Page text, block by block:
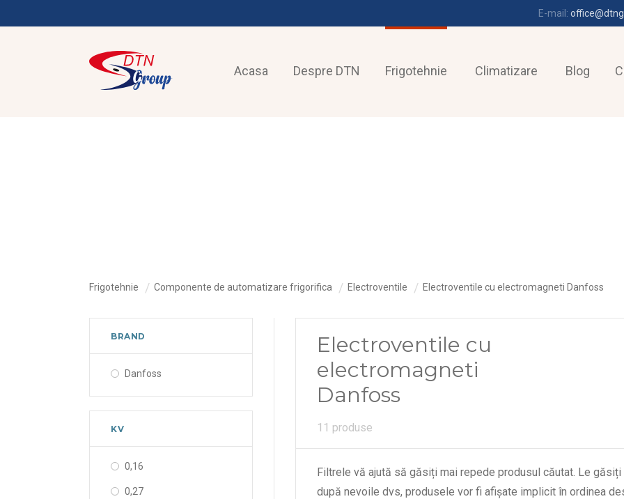
E-mail:
Acasa Despre DTN Frigotehnie Climatizare Blog
Frigotehnie Componente de automatizare frigorifica Electroventile Electroventile cu electromagneti Danfoss
BRAND
Danfoss
KV
0,16
0,27
Electroventile cu
electromagneti
Danfoss
11 produse
Filtrele vă ajută să găsiți mai repede produsul căutat. Le
după nevoile dvs, produsele vor fi afișate implicit în ordinea